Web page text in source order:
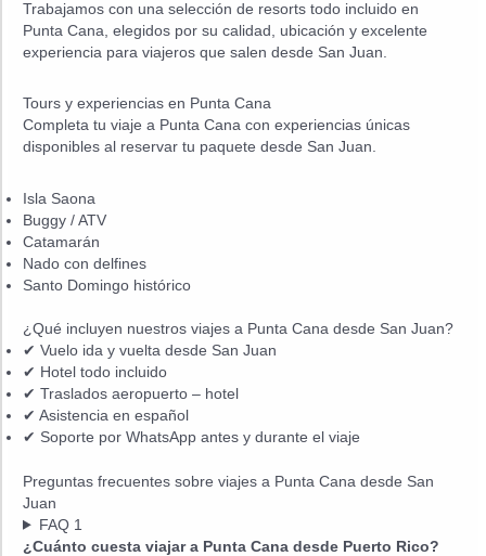
Trabajamos con una selección de resorts todo incluido en
Punta Cana, elegidos por su calidad, ubicación y excelente
experiencia para viajeros que salen desde San Juan.
Tours y experiencias en Punta Cana
Completa tu viaje a Punta Cana con experiencias únicas
disponibles al reservar tu paquete desde San Juan.
Isla Saona
Buggy / ATV
Catamarán
Nado con delfines
Santo Domingo histórico
¿Qué incluyen nuestros viajes a Punta Cana desde San Juan?
✔ Vuelo ida y vuelta desde San Juan
✔ Hotel todo incluido
✔ Traslados aeropuerto – hotel
✔ Asistencia en español
✔ Soporte por WhatsApp antes y durante el viaje
Preguntas frecuentes sobre viajes a Punta Cana desde San
Juan
FAQ 1
¿Cuánto cuesta viajar a Punta Cana desde Puerto Rico?